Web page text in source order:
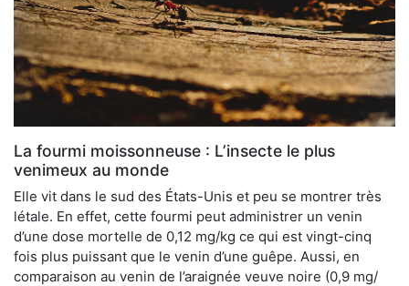
La fourmi moissonneuse : L’insecte le plus
venimeux au monde
Elle vit dans le sud des États-Unis et peu se montrer très
létale. En effet, cette fourmi peut administrer un venin
d’une dose mortelle de 0,12 mg/kg ce qui est vingt-cinq
fois plus puissant que le venin d’une guêpe. Aussi, en
comparaison au venin de l’araignée veuve noire (0,9 mg/